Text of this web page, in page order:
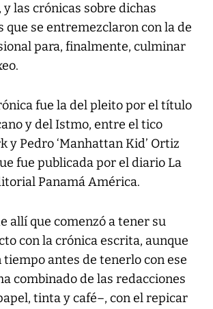
y las crónicas sobre dichas
que se entremezclaron con la de
para, finalmente, culminar
fue la del pleito por el título
y del Istmo, entre el tico
y Pedro ‘Manhattan Kid’ Ortiz
fue publicada por el diario La
Panamá América.
allí que comenzó a tener su
con la crónica escrita, aunque
antes de tenerlo con ese
combinado de las redacciones
tinta y café–, con el repicar